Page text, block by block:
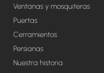
Ventanas y mosquiteras
Puertas
Cerramientos
Persianas
Nuestra historia